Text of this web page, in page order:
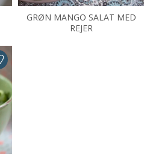
GRØN MANGO SALAT MED
REJER